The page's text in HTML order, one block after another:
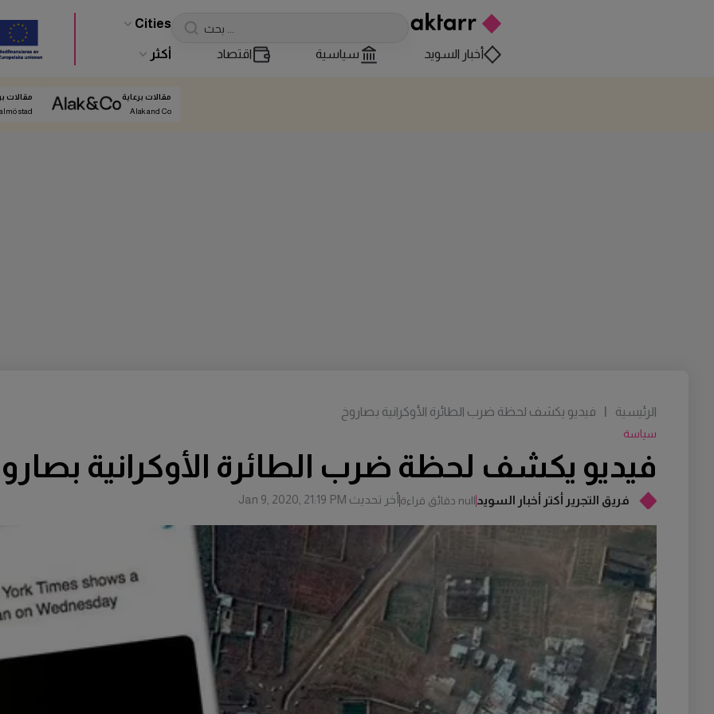
Cities
أخبار السويد سياسية اقتصاد أكثر
مقالات برعاية
Alak and Co
مقالات
stad
فريق التجرير أكتر أخبار السويدnull دقائق قراءة أخر تحديث Jan 9, 2020, 21:19 PM
فيديو يكشف لحظة ضرب الطائرة الأوكرانية
سياسة
الرئيسية | فيديو يكشف لحظة ضرب الطائرة الأوكرانية بصاروخ